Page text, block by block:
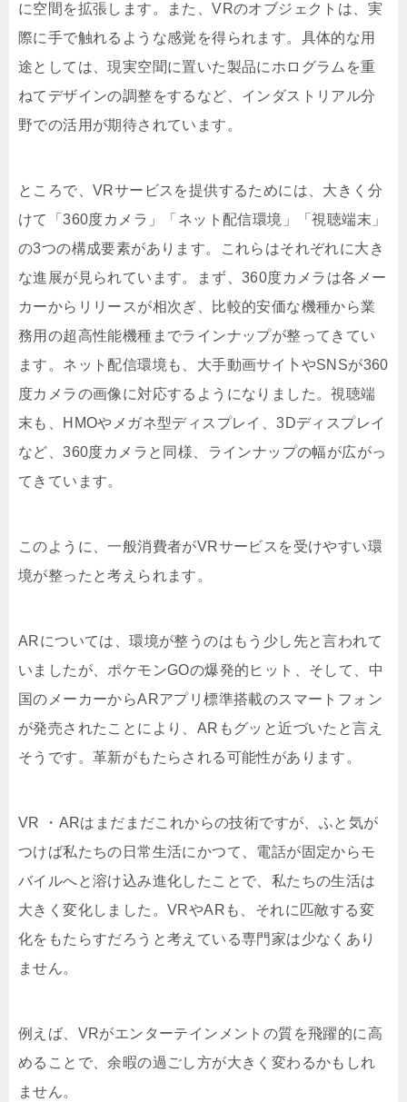
に空間を拡張します。また、VRのオブジェクトは、実
際に手で触れるような感覚を得られます。具体的な用
途としては、現実空聞に置いた製品にホログラムを重
ねてデザインの調整をするなど、インダストリアル分
野での活用が期待されています。
ところで、VRサービスを提供するためには、大きく分
けて「360度カメラ」「ネット配信環境」「視聴端末」
の3つの構成要素があります。これらはそれぞれに大き
な進展が見られています。まず、360度カメラは各メー
カーからリリースが相次ぎ、比較的安価な機種から業
務用の超高性能機種までラインナップが整ってきてい
ます。ネット配信環境も、大手動画サイ卜やSNSが360
度カメラの画像に対応するようになりました。視聴端
末も、HMOやメガネ型ディスプレイ、3Dディスプレイ
など、360度カメラと同様、ラインナップの幅が広がっ
てきています。
このように、一般消費者がVRサービスを受けやすい環
境が整ったと考えられます。
ARについては、環境が整うのはもう少し先と言われて
いましたが、ポケモンGOの爆発的ヒット、そして、中
国のメーカーからARアプリ標準搭載のスマートフォン
が発売されたことにより、ARもグッと近づいたと言え
そうです。革新がもたらされる可能性があります。
VR ・ARはまだまだこれからの技術ですが、ふと気が
つけば私たちの日常生活にかつて、電話が固定からモ
バイルへと溶け込み進化したことで、私たちの生活は
大きく変化しました。VRやARも、それに匹敵する変
化をもたらすだろうと考えている専門家は少なくあり
ません。
例えば、VRがエンターテインメントの質を飛躍的に高
めることで、余暇の過ごし方が大きく変わるかもしれ
ません。